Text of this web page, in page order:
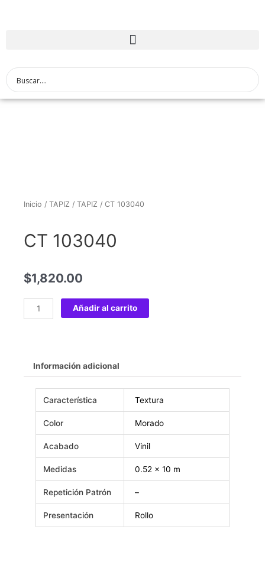
Inicio / TAPIZ / TAPIZ / CT 103040
CT 103040
$1,820.00
Añadir al carrito
Información adicional
Característica Textura
Color Morado
Acabado Vinil
Medidas 0.52 x 10 m
Repetición Patrón –
Presentación Rollo